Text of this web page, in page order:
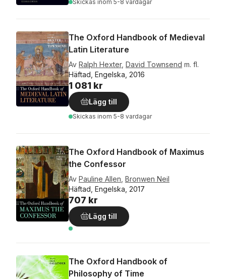
Skickas inom 5-8 vardagar
The Oxford Handbook of Medieval
Latin Literature
Av Ralph Hexter, David Townsend m. fl.
Häftad, Engelska, 2016
1 081 kr
Lägg till
Skickas inom 5-8 vardagar
The Oxford Handbook of Maximus
the Confessor
Av Pauline Allen Bronwen Neil
Häftad, Engelska, 2017
707 kr
Lägg till
The Oxford Handbook of
Philosophy of Time